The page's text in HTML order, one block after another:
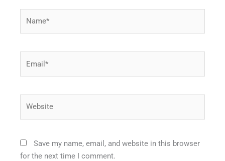
Save my name, email, and website in this browser
for the next time I comment.